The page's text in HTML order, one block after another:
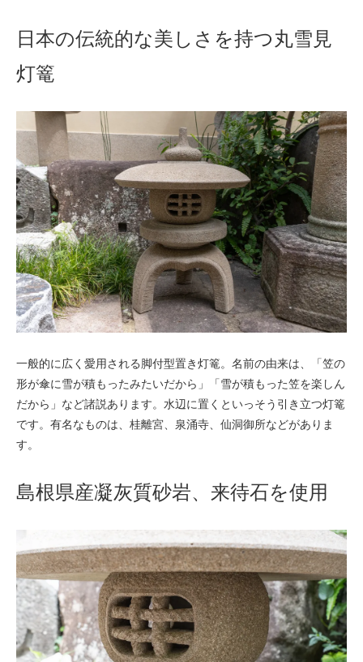
日本の伝統的な美しさを持つ丸雪見
灯篭
一般的に広く愛用される脚付型置き灯篭。名前の由来は、「笠の
形が傘に雪が積もったみたいだから」「雪が積もった笠を楽しん
だから」など諸説あります。水辺に置くといっそう引き立つ灯篭
です。有名なものは、桂離宮、泉涌寺、仙洞御所などがありま
す。
島根県産凝灰質砂岩、来待石を使用